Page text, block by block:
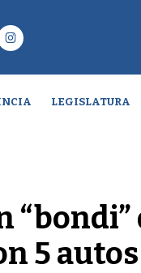
LEGISLATURA
5